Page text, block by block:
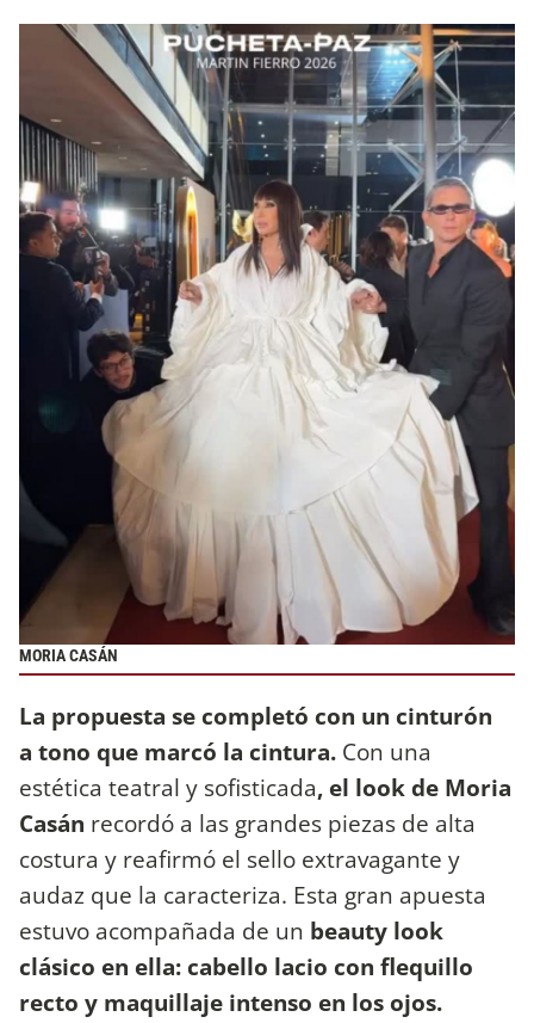
MORIA CASÁN
La propuesta se completó con un cinturón
a tono que marcó la cintura. Con una
estética teatral y sofisticada, el look de Moria
Casán recordó a las grandes piezas de alta
costura y reafirmó el sello extravagante y
audaz que la caracteriza. Esta gran apuesta
estuvo acompañada de un beauty look
clásico en ella: cabello lacio con flequillo
recto y maquillaje intenso en los ojos.